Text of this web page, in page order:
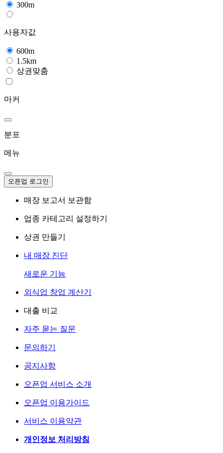
300m
사용자값
600m
1.5km
상권맞춤
마커
분포
메뉴
오픈업 로그인
매장 보고서 보관함
업종 카테고리 설정하기
상권 만들기
내 매장 진단
새로운 기능
외식업 창업 계산기
대출 비교
자주 묻는 질문
문의하기
공지사항
오픈업 서비스 소개
오픈업 이용가이드
서비스 이용약관
개인정보 처리방침